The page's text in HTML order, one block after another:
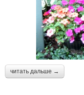
читать дальше →